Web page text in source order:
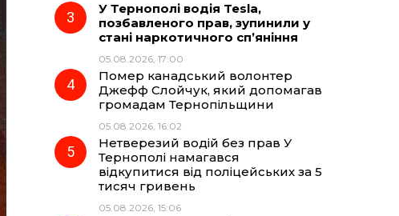
У Тернополі водія Tesla,
позбавленого прав, зупинили у
стані наркотичного сп’яніння
05.08.2026, 17:00
Помер канадський волонтер
Джефф Слойчук, який допомагав
громадам Тернопільщини
05.08.2026, 16:02
Нетверезий водій без прав У
Тернополі намагався
відкупитися від поліцейських за 5
тисяч гривень
05.08.2026, 15:06